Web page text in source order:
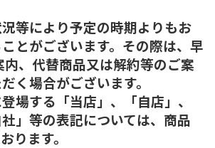
等により予定の時期よりもお
とがございます。その際は、早
、代替商品又は解約等のご案
く場合がございます。
場する「当店」、「自店」、
社」等の表記については、商品
ります。